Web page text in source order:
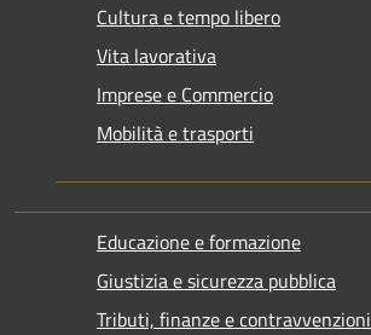
Cultura e tempo libero
Vita lavorativa
Imprese e Commercio
Mobilità e trasporti
Educazione e formazione
Giustizia e sicurezza pubblica
Tributi, finanze e contravvenzioni